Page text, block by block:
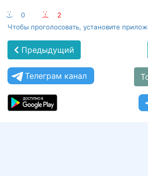
:-) 0 :-(
2
Чтобы проголосовать, установите
Предыдущий
Телеграм канал